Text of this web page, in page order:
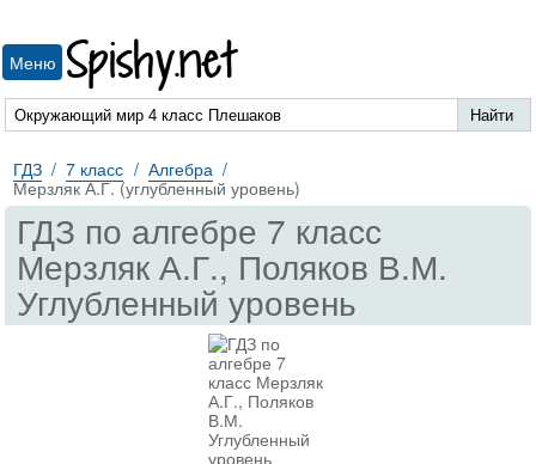
Меню Spishy.net
ГДЗ 7 класс
Алгебра
Мерзляк А.Г. (углубленный уровень)
ГДЗ по алгебре 7 класс
Мерзляк А.Г., Поляков В.М.
Углубленный уровень